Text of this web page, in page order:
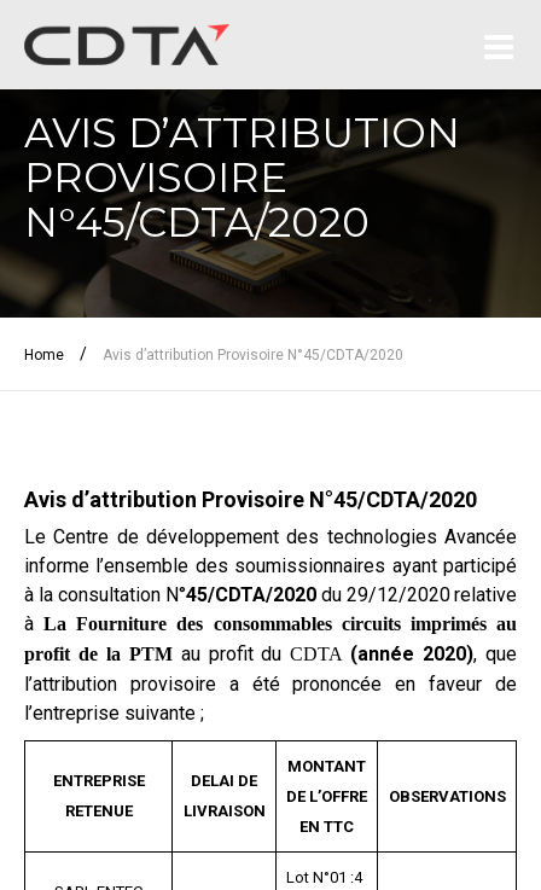
AVIS D’ATTRIBUTION
PROVISOIRE
N°45/CDTA/2020
Home / Avis d’attribution Provisoire N°45/CDTA/2020
Avis d’attribution Provisoire N°45/CDTA/2020
Le Centre de développement des technologies Avancée
informe l’ensemble des soumissionnaires ayant participé
à la consultation N°45/CDTA/2020 du 29/12/2020relative
àLa Fourniture des consommables circuits imprimés au
profit de la PTM au profit duCDTA (année 2020), que
l’attribution provisoire a été prononcée en faveur de
l’entreprise suivante ;
ENTREPRISE
RETENUE
DELAI DE
LIVRAISON
MONTANT
DE L’OFFRE
EN TTC
OBSERVATIONS
Lot N°01 :4